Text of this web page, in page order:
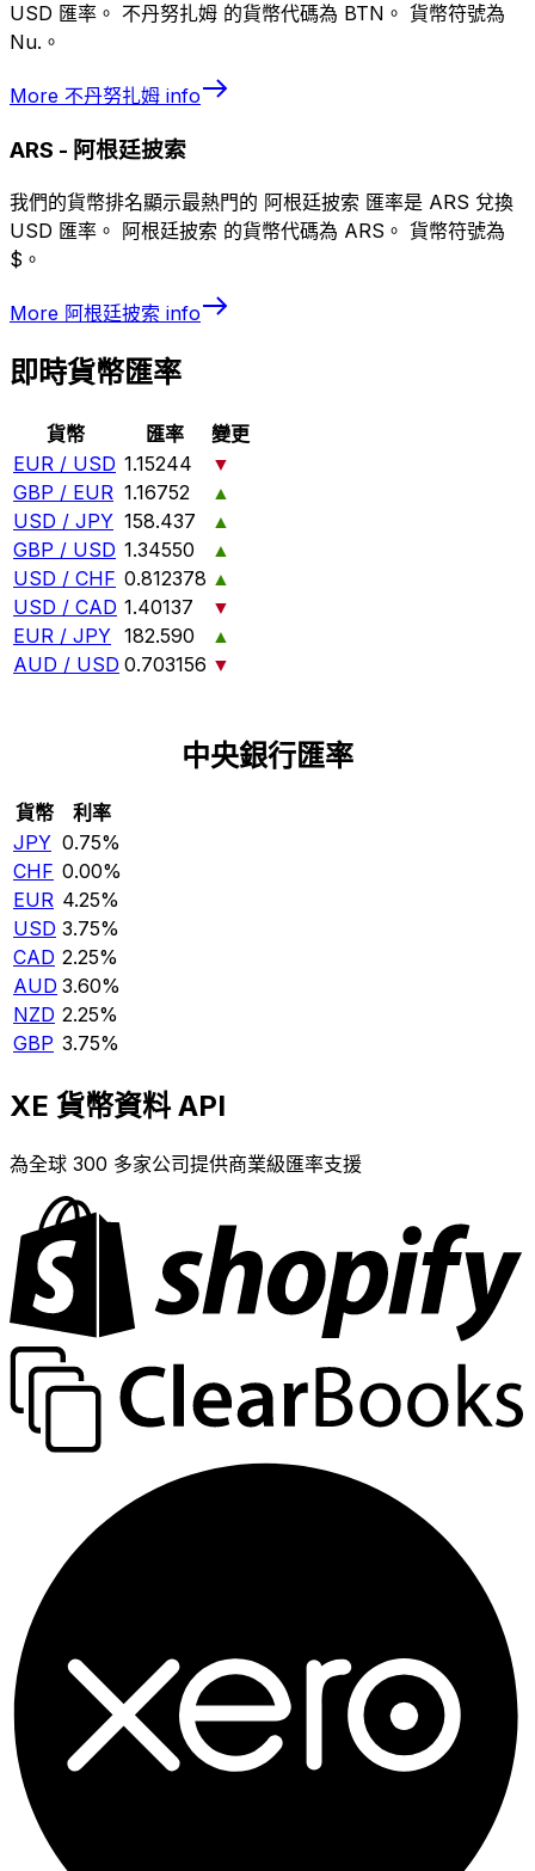
USD 匯率。 不丹努扎姆 的貨幣代碼為 BTN。 貨幣符號為
Nu.。
More 不丹努扎姆 info
ARS - 阿根廷披索
我們的貨幣排名顯示最熱門的 阿根廷披索 匯率是 ARS 兌換
USD 匯率。 阿根廷披索 的貨幣代碼為 ARS。 貨幣符號為
$。
More 阿根廷披索 info
即時貨幣匯率
貨幣 匯率
變更
EUR / USD 1.15244
▼
GBP / EUR 1.16752
▲
USD / JPY 158.437
▲
GBP / USD 1.34550
▲
USD / CHF 0.812378 ▲
USD / CAD 1.40137
▼
EUR / JPY 182.590
▲
AUD / USD 0.703156 ▼
中央銀行匯率
貨幣
利率
JPY 0.75%
CHF 0.00%
EUR 4.25%
USD 3.75%
CAD 2.25%
AUD 3.60%
NZD 2.25%
GBP 3.75%
XE 貨幣資料 API
為全球 300 多家公司提供商業級匯率支援